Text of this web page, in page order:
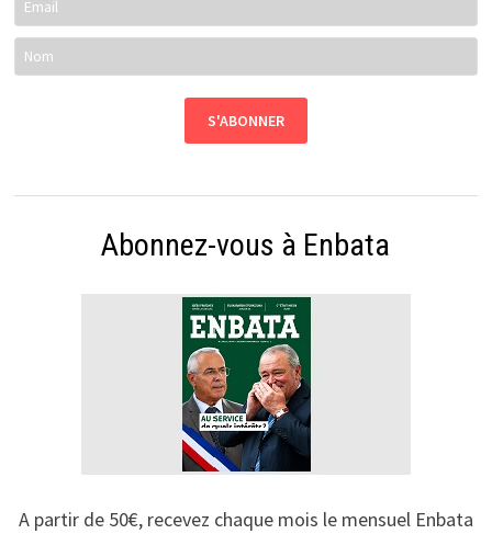
Abonnez-vous à Enbata
A partir de 50€, recevez chaque mois le mensuel Enbata